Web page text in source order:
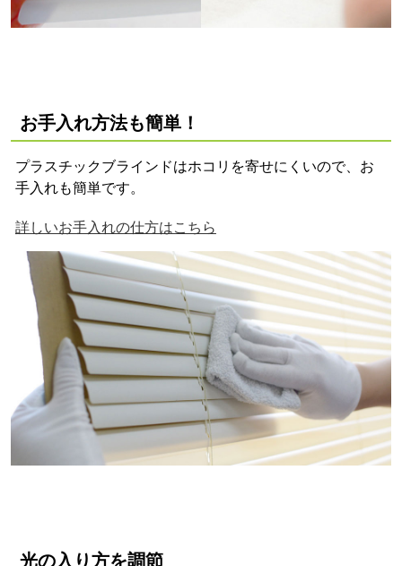
お手入れ方法も簡単！
プラスチックブラインドはホコリを寄せにくいので、お
手入れも簡単です。
詳しいお手入れの仕方はこちら
光の入り方を調節